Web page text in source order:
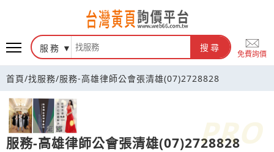
台灣黃頁詢價平台
服務 搜尋
免費詢價
首頁/找服務/服務-高雄律師公會張清雄(07)2728828
服務-高雄律師公會張清雄(07)2728828